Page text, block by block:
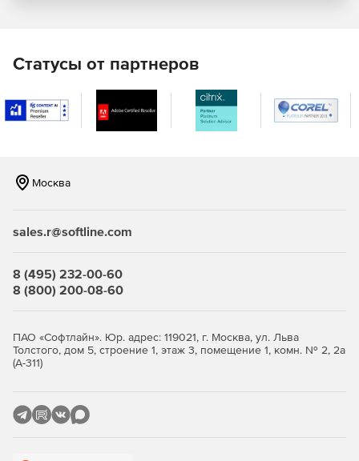
финансовых потерь
Гибко и оптимально
повреждённые или неправильно изменённые объекты и
Безопасно и удобно
репликации всего восстановленного каталога, а
реплицируются только точечные изменения в процессе
минимизировать риск конфликтов и ошибок
Granulex Recovery: универсальное
на Linux
Статусы от партнеров
Москва
sales.r@softline.com
8 (495) 232-00-60
8 (800) 200-08-60
ПАО «Софтлайн». Юр. адрес: 119021, г. Москва, ул. Льва
Толстого, дом 5, строение 1, этаж 3, помещение 1, комн. № 2, 2а
(А-311)